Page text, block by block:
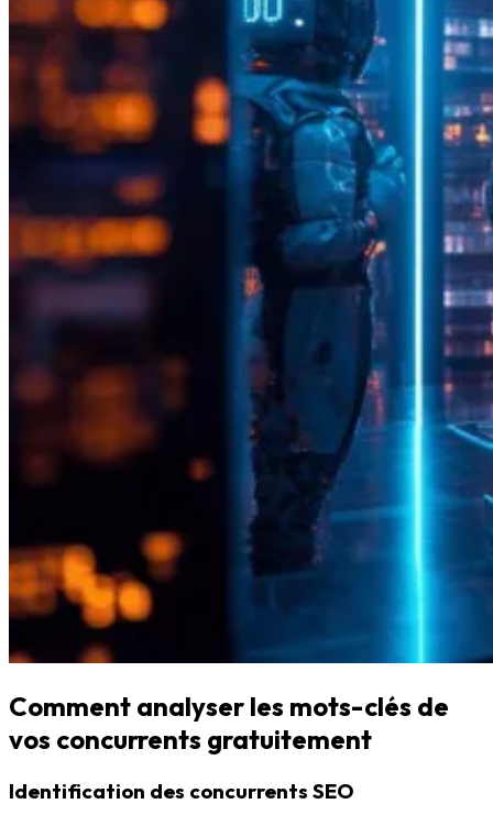
Comment analyser les mots-clés de
vos concurrents gratuitement
Identification des concurrents SEO